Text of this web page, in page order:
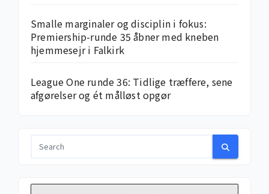
Smalle marginaler og disciplin i fokus:
Premiership-runde 35 åbner med kneben
hjemme­sejr i Falkirk
League One runde 36: Tidlige træffere, sene
afgørelser og ét målløst opgør